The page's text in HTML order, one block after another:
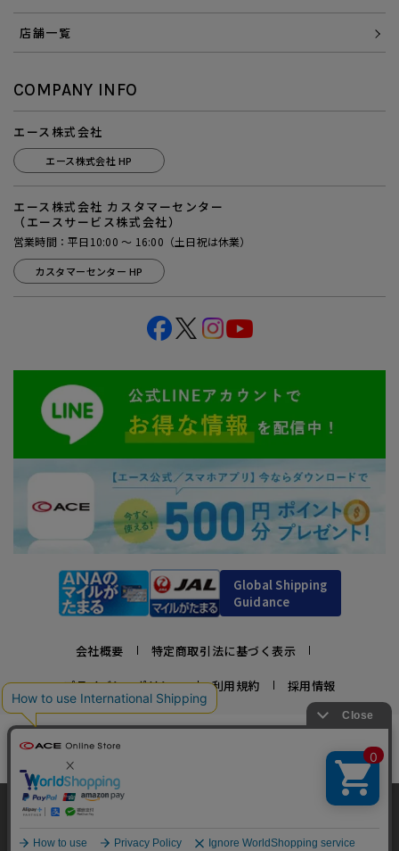
店舗一覧
COMPANY INFO
エース株式会社
エース株式会社 HP
エース株式会社 カスタマーセンター
（エースサービス株式会社）
営業時間：平日10:00 ～ 16:00（土日祝は休業）
カスタマーセンター HP
Global Shipping
Guidance
会社概要 特定商取引法に基づく表示
プライバシーポリシー 利用規約 採用情報
かばんの総合メーカー、エース公式サイト
スーツケースビジネスバッグ直営店ならではの豊富なラインナップでご紹介！
充実のアフターサービス・豊富な品揃え・安心のメーカー直営ストア
Copyright © ACE Co., Ltd. All rights reserved.
当サイトでは、サイトの利便性向上のため、クッ
て詳細はこちら